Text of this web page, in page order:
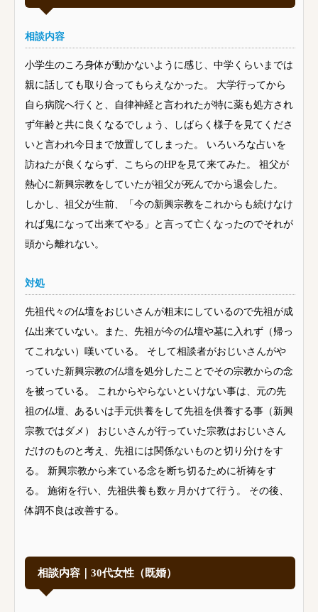
相談内容
小学生のころ身体が動かないように感じ、中学くらいまでは
親に話しても取り合ってもらえなかった。 大学行ってから
自ら病院へ行くと、自律神経と言われたが特に薬も処方され
ず年齢と共に良くなるでしょう、しばらく様子を見てくださ
いと言われ今日まで放置してしまった。 いろいろな占いを
訪ねたが良くならず、こちらのHPを見て来てみた。 祖父が
熱心に新興宗教をしていたが祖父が死んでから退会した。
しかし、祖父が生前、「今の新興宗教をこれからも続けなけ
れば鬼になって出来てやる」と言って亡くなったのでそれが
頭から離れない。
対処
先祖代々の仏壇をおじいさんが粗末にしているので先祖が成
仏出来ていない。また、先祖が今の仏壇や墓に入れず（帰っ
てこれない）嘆いている。 そして相談者がおじいさんがや
っていた新興宗教の仏壇を処分したことでその宗教からの念
を被っている。 これからやらないといけない事は、元の先
祖の仏壇、あるいは手元供養をして先祖を供養する事（新興
宗教ではダメ） おじいさんが行っていた宗教はおじいさん
だけのものと考え、先祖には関係ないものと切り分けをす
る。 新興宗教から来ている念を断ち切るために祈祷をす
る。 施術を行い、先祖供養も数ヶ月かけて行う。 その後、
体調不良は改善する。
相談内容｜30代女性（既婚）